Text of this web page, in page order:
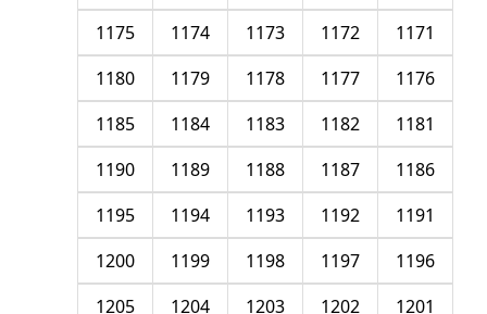
1171
1172
1173
1174
1175
1176
1177
1178
1179
1180
1181
1182
1183
1184
1185
1186
1187
1188
1189
1190
1191
1192
1193
1194
1195
1196
1197
1198
1199
1200
1201
1202
1203
1204
1205